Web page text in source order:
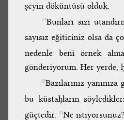
şeyin döküntüsü olduk.
14Bunları sizi
sayısız eğiticiniz olsa da
nedenle beni örnek
gönderiyorum. Her yerde,
18Bazılarınız
bu küstahların
güçtedir.21Ne